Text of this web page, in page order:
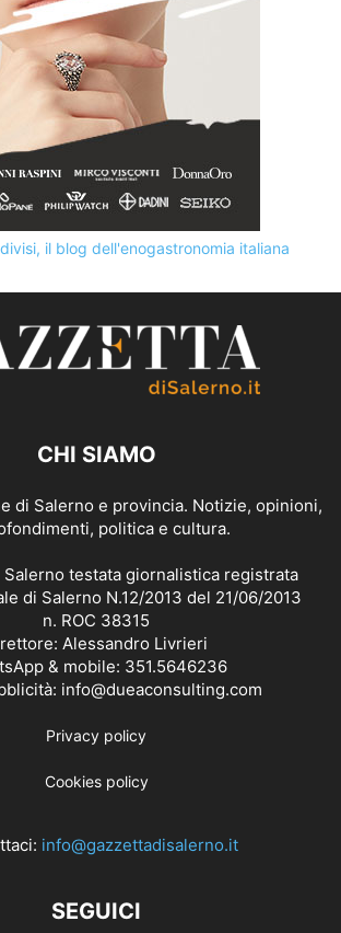
CHI SIAMO
di Salerno e provincia. Notizie, opinioni,
politica e cultura.
testata giornalistica registrata
di Salerno N.12/2013 del 21/06/2013
n. ROC 38315
Alessandro Livrieri
& mobile: 351.5646236
info@dueaconsulting.com
Privacy policy
Cookies policy
info@gazzettadisalerno.it
SEGUICI